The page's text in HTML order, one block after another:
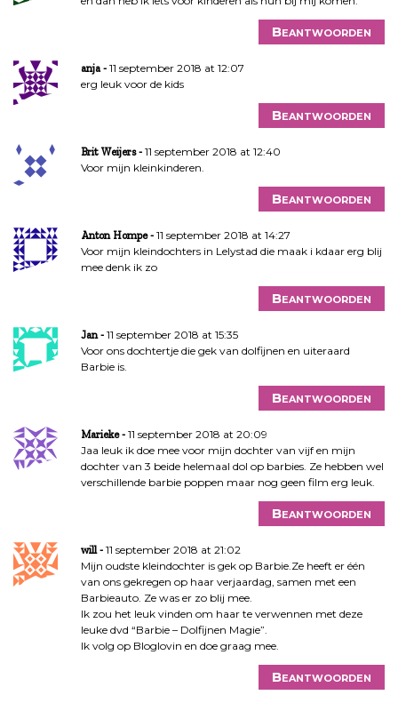
Beantwoorden
anja
11 september 2018 at 12:07
erg leuk voor de kids
Beantwoorden
Brit Weijers
11 september 2018 at 12:40
Voor mijn kleinkinderen.
Beantwoorden
Anton Hompe
11 september 2018 at 14:27
Voor mijn kleindochters in Lelystad die maak i kdaar erg blij
mee denk ik zo
Beantwoorden
Jan
11 september 2018 at 15:35
Voor ons dochtertje die gek van dolfijnen en uiteraard
Barbie is.
Beantwoorden
Marieke
11 september 2018 at 20:09
Jaa leuk ik doe mee voor mijn dochter van vijf en mijn
dochter van 3 beide helemaal dol op barbies. Ze hebben wel
verschillende barbie poppen maar nog geen film erg leuk.
Beantwoorden
will
11 september 2018 at 21:02
Mijn oudste kleindochter is gek op Barbie.Ze heeft er één
van ons gekregen op haar verjaardag, samen met een
Barbieauto. Ze was er zo blij mee.
Ik zou het leuk vinden om haar te verwennen met deze
leuke dvd “Barbie – Dolfijnen Magie”.
Ik volg op Bloglovin en doe graag mee.
Beantwoorden